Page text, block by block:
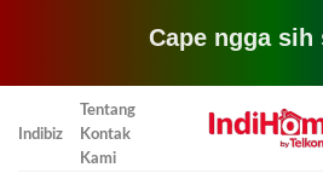
Cape ngga sih
Indibiz
Tentang
Kontak
Kami